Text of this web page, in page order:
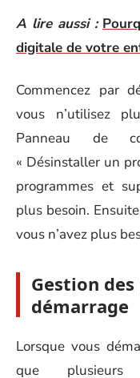
A lire aussi :
digitale de votre
Commencez par
vous n’utilisez
Panneau de
« Désinstaller un
programmes et
plus besoin.
vous n’avez plus
Gestion
démarrage
Lorsque vous
que plusieurs